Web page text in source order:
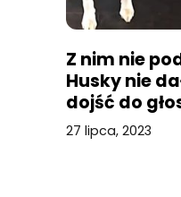
Z nim nie
Husky nie
dojść do
27 lipca, 2023